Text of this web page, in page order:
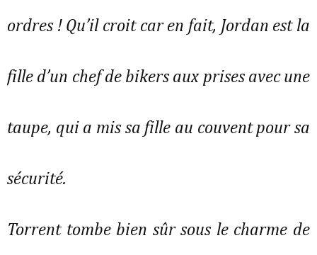
ordres ! Qu’il croit car en fait, Jordan est la
fille d’un chef de bikers aux prises avec une
taupe, qui a mis sa fille au couvent pour sa
sécurité.
Torrent tombe bien sûr sous le charme de